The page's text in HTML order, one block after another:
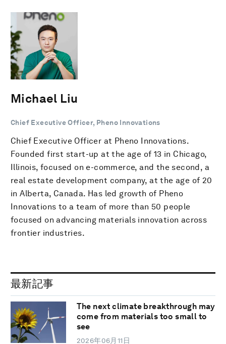
Michael Liu
Chief Executive Officer, Pheno Innovations
Chief Executive Officer at Pheno Innovations.
Founded first start-up at the age of 13 in Chicago,
Illinois, focused on e-commerce, and the second, a
real estate development company, at the age of 20
in Alberta, Canada. Has led growth of Pheno
Innovations to a team of more than 50 people
focused on advancing materials innovation across
frontier industries.
最新記事
The next climate breakthrough may
come from materials too small to
see
2026年06月11日